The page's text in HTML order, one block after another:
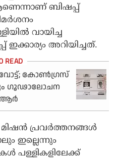
ബിഷപ്പ്
വായിച്ച
അറിയിച്ചത്.
കോണ്‍ഗ്രസ്
ഗൂഢാലോചന
മിഷന്‍ പ്രവര്‍ത്തനങ്ങള്‍
ഇല്ലെന്നും
പള്ളികളിലേക്ക്